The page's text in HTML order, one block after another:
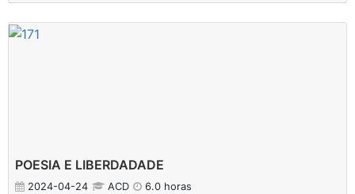
POESIA E LIBERDADADE
2024-04-24 ACD
6.0 horas